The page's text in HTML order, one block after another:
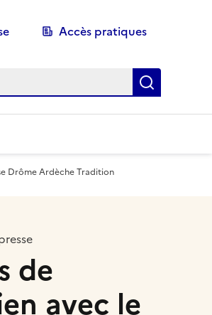
Accès pratiques
Drôme Ardèche Tradition
de
avec le